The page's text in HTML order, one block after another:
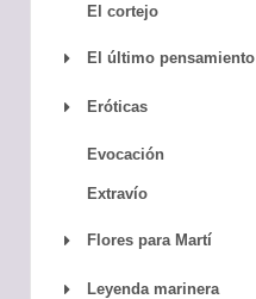
El cortejo
El último pensamiento
Eróticas
Evocación
Extravío
Flores para Martí
Leyenda marinera